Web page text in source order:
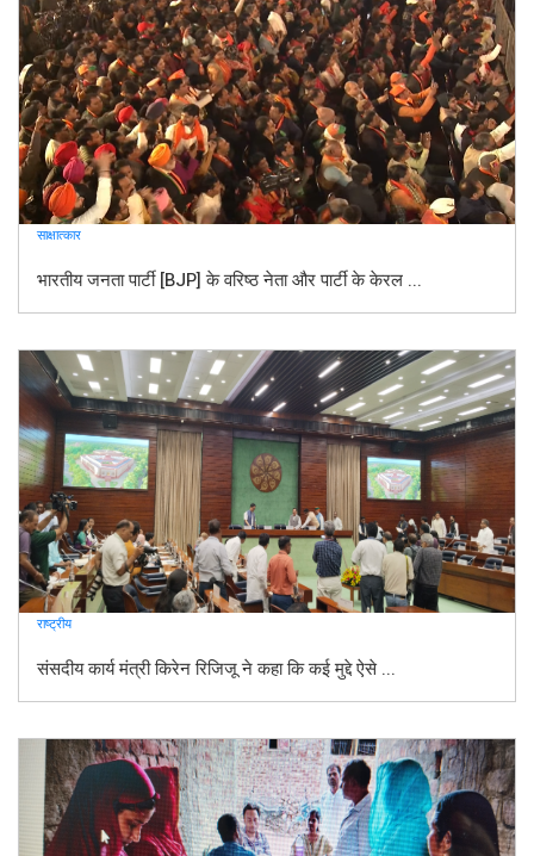
साक्षात्कार
भारतीय जनता पार्टी [BJP] के वरिष्ठ नेता और पार्टी के केरल ...
राष्ट्रीय
संसदीय कार्य मंत्री किरेन रिजिजू ने कहा कि कई मुद्दे ऐसे ...